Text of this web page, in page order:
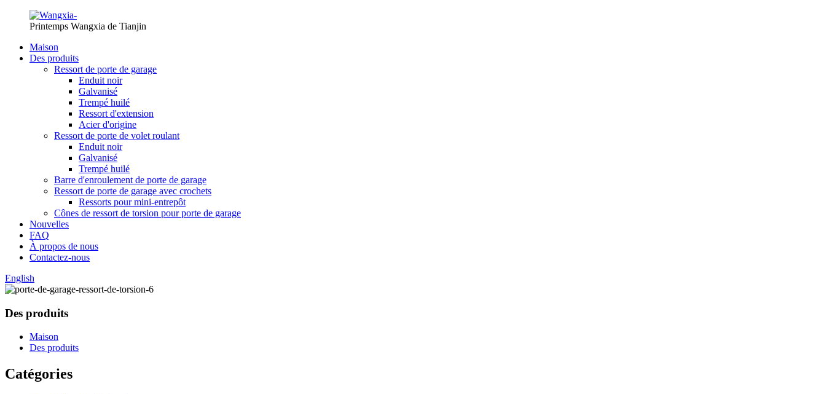
Printemps Wangxia de Tianjin
Maison
Des produits
Ressort de porte de garage
Enduit noir
Galvanisé
Trempé huilé
Ressort d'extension
Acier d'origine
Ressort de porte de volet roulant
Enduit noir
Galvanisé
Trempé huilé
Barre d'enroulement de porte de garage
Ressort de porte de garage avec crochets
Ressorts pour mini-entrepôt
Cônes de ressort de torsion pour porte de garage
Nouvelles
FAQ
À propos de nous
Contactez-nous
English
Des produits
Maison
Des produits
Catégories